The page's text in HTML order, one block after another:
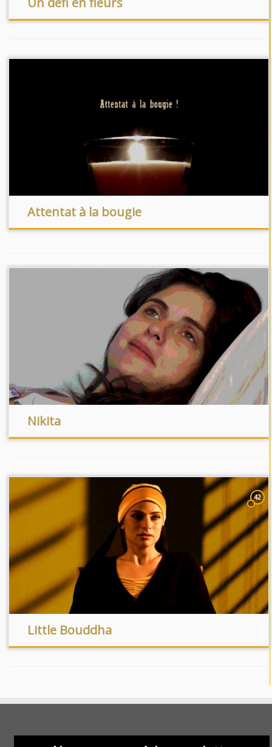
Attentat à la bougie
Nikita
42
Little Bouddha